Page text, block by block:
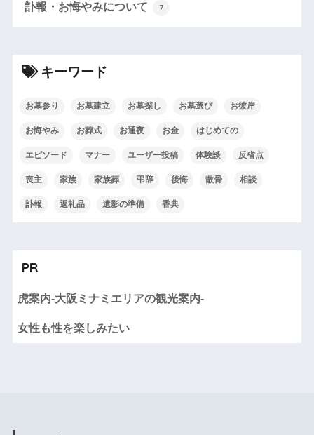
訃報・お悔やみについて 7
キーワード
お墓参り お墓建立 お墓探し お墓選び お彼岸
お悔やみ お葬式 お通夜 お金 はじめての
エピソード マナー ユーザー投稿 体験談 反省点
喪主 家族 家族葬 弔辞 後悔 散骨 相談
訃報 返礼品 遺影の準備 香典
PR
虎案内-大阪ミナミエリアの観光案内-
女性も性を楽しみたい